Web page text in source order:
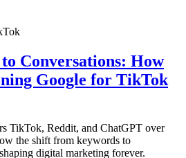
Conversations: How
Google for TikTok
TikTok, Reddit, and ChatGPT over
the shift from keywords to
digital marketing forever.